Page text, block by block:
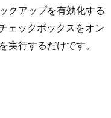
クアップを有効化する
ェックボックスをオン
実行するだけです。